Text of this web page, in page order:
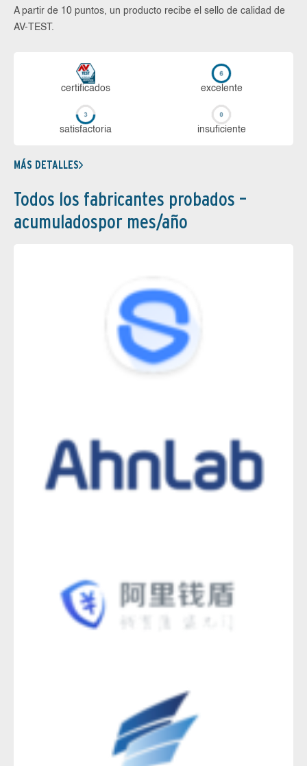
A partir de 10 puntos, un producto recibe el sello de calidad de
AV-TEST.
certi­ficados ex­ce­len­te
sa­tis­fac­to­ria in­su­fi­cien­te
MÁS DETALLES
Todos los fabricantes probados –
acumuladospor mes/año